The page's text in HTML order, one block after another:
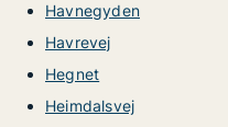
Havnegyden
Havrevej
Hegnet
Heimdalsvej